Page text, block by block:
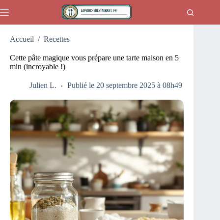
au
Accueil / Recettes
Cette pâte magique vous prépare une tarte maison en 5
min (incroyable !)
Julien L. Publié le 20 septembre 2025 à 08h49